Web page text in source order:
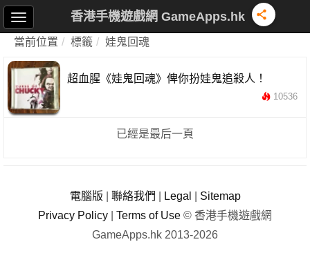
香港手機遊戲網 GameApps.hk
當前位置 標籤 娃鬼回魂
超血腥《娃鬼回魂》俾你扮娃鬼追殺人！
10536
已經是最后一頁
電腦版 聯絡我們 Legal
Sitemap
Privacy Policy
Terms of Use © 香港手機遊戲網
GameApps.hk 2013-2026